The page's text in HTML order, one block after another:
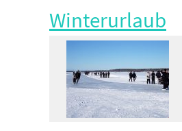
Winterurlaub